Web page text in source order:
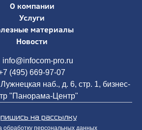
О компании
Услуги
материалы
Новости
info@infocom-pro.ru
(495) 669-97-07
наб., д. 6, стр. 1, бизнес-
"Панорама-Центр"
на рассылку
обработку персональных данных